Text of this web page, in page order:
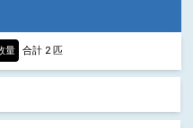
量 合計 2 匹